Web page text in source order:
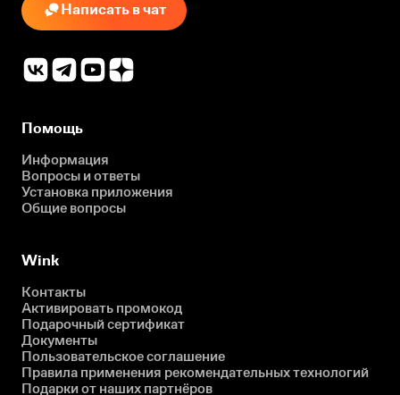
Написать в чат
Помощь
Информация
Вопросы и ответы
Установка приложения
Общие вопросы
Wink
Контакты
Активировать промокод
Подарочный сертификат
Документы
Пользовательское соглашение
Правила применения рекомендательных технологий
Подарки от наших партнёров